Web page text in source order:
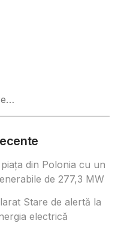
din Polonia cu un
de 277,3 MW
Stare de alertă la
electrică